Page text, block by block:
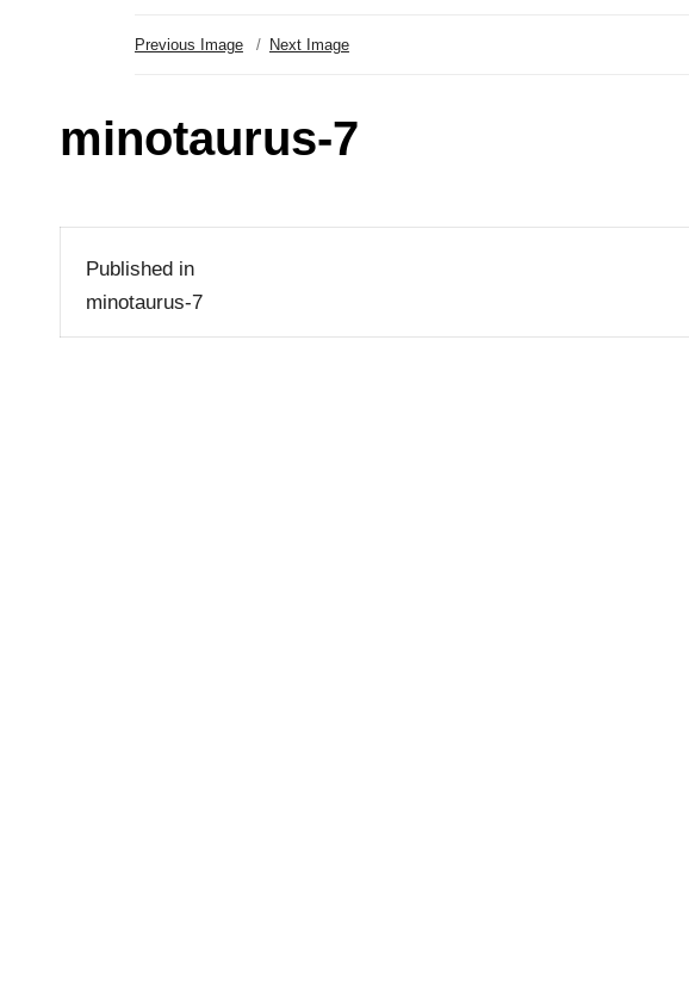
Previous Image Next Image
minotaurus-7
Beitragsnavigation
Published in
minotaurus-7